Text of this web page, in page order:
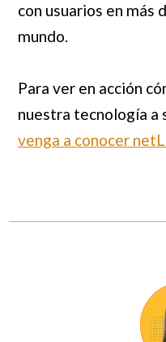
con usuarios en más
mundo.
Para ver en acción
nuestra tecnología a
venga a conocer